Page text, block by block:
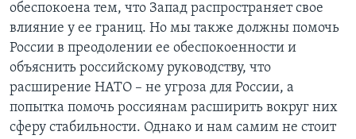
обеспокоена тем, что Запад распространяет свое
влияние у ее границ. Но мы также должны помочь
России в преодолении ее обеспокоенности и
объяснить российскому руководству, что
расширение НАТО – не угроза для России, а
попытка помочь россиянам расширить вокруг них
сферу стабильности. Однако и нам самим не стоит